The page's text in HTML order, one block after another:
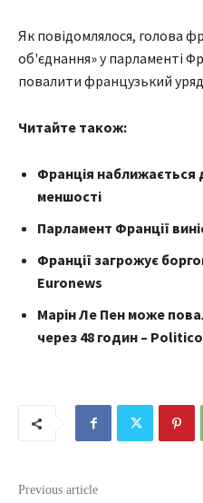
Як повідомлялося, голова
об'єднання» у парламенті
повалити французький уряд
Читайте також:
Франція наближається
меншості
Парламент Франції
Франції загрожує
Euronews
Марін Ле Пен може
через 48 годин – Politico
Previous article